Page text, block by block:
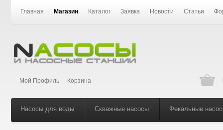
Главная Магазин Каталог Заявка Новости Статьи
Мой Профиль Корзина
Насосы для воды Скважные насосы Фекальные